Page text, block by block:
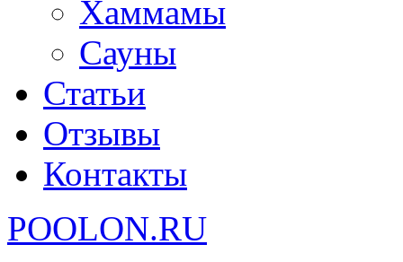
Хаммамы
Сауны
Статьи
Отзывы
Контакты
POOLON.RU